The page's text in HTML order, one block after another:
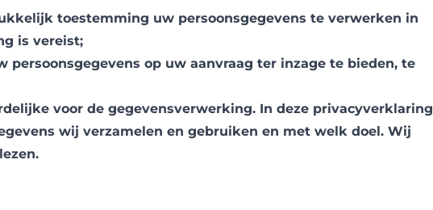
toestemming uw persoonsgegevens te verwerken in
is vereist;
persoonsgegevens op uw aanvraag ter inzage te bieden, te
voor de gegevensverwerking. In deze privacyverklaring
wij verzamelen en gebruiken en met welk doel. Wij